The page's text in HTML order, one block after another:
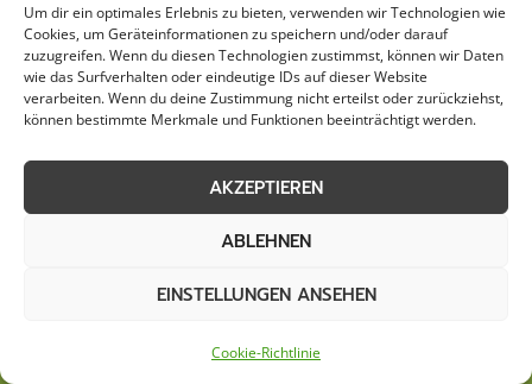
Um dir ein optimales Erlebnis zu bieten, verwenden wir Technologien wie
Cookies, um Geräteinformationen zu speichern und/oder darauf
zuzugreifen. Wenn du diesen Technologien zustimmst, können wir Daten
wie das Surfverhalten oder eindeutige IDs auf dieser Website
verarbeiten. Wenn du deine Zustimmung nicht erteilst oder zurückziehst,
können bestimmte Merkmale und Funktionen beeinträchtigt werden.
AKZEPTIEREN
ABLEHNEN
EINSTELLUNGEN ANSEHEN
Cookie-Richtlinie
Datenschutzerklärung